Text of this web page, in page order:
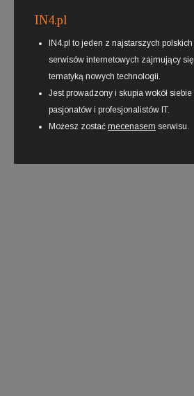
IN4.pl
IN4.pl to jeden z najstarszych polskich
serwisów internetowych zajmujący się
tematyką nowych technologii.
Jest prowadzony i skupia wokół siebie
pasjonatów i profesjonalistów IT.
Możesz zostać mecenasem serwisu.